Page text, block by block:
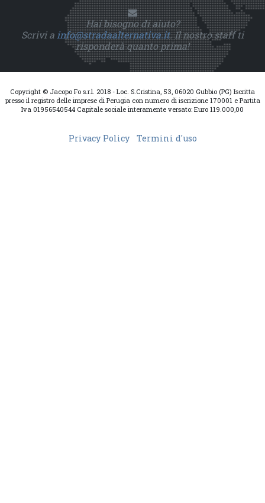
Hai bisogno di aiuto?
Scrivi a info@stradaalternativa.it. Il nostro staff ti
risponderà quanto prima!
Copyright © Jacopo Fo s.r.l. 2018 - Loc. S.Cristina, 53, 06020 Gubbio (PG) Iscritta
presso il registro delle imprese di Perugia con numero di iscrizione 170001 e Partita
Iva 01956540544 Capitale sociale interamente versato: Euro 119.000,00
Privacy Policy Termini d'uso